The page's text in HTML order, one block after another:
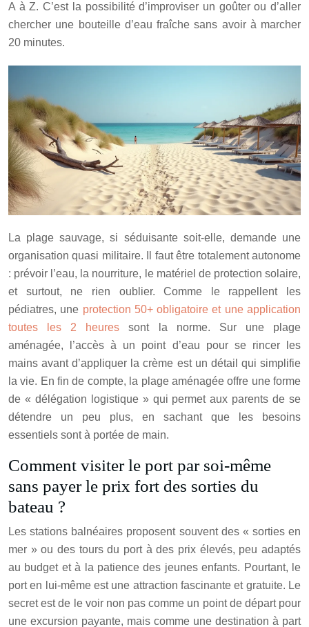
A à Z. C’est la possibilité d’improviser un goûter ou d’aller
chercher une bouteille d’eau fraîche sans avoir à marcher
20 minutes.
La plage sauvage, si séduisante soit-elle, demande une
organisation quasi militaire. Il faut être totalement autonome
: prévoir l’eau, la nourriture, le matériel de protection solaire,
et surtout, ne rien oublier. Comme le rappellent les
pédiatres, une protection 50+ obligatoire et une application
toutes les 2 heures sont la norme. Sur une plage
aménagée, l’accès à un point d’eau pour se rincer les
mains avant d’appliquer la crème est un détail qui simplifie
la vie. En fin de compte, la plage aménagée offre une forme
de « délégation logistique » qui permet aux parents de se
détendre un peu plus, en sachant que les besoins
essentiels sont à portée de main.
Comment visiter le port par soi-même
sans payer le prix fort des sorties du
bateau ?
Les stations balnéaires proposent souvent des « sorties en
mer » ou des tours du port à des prix élevés, peu adaptés
au budget et à la patience des jeunes enfants. Pourtant, le
port en lui-même est une attraction fascinante et gratuite. Le
secret est de le voir non pas comme un point de départ pour
une excursion payante, mais comme une destination à part